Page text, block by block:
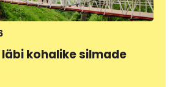
kohalike silmade